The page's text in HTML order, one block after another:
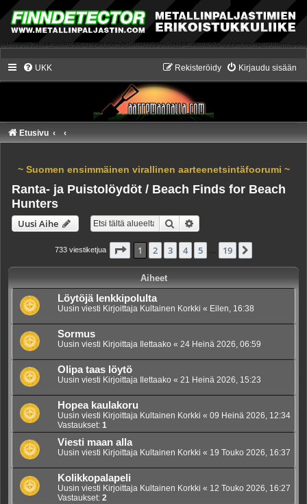
UKK Kirjaudu sisään
Rekisteröidy
Etusivu
~ Suomen ensimmäinen virallinen aarteenetsintäfoorumi ~
Ranta- ja Puistolöydöt / Beach Finds for Beach
Hunters
Uusi Aihe Etsi
733 viestiketjua Sivu /19
1 2 3 4 5 19
Aiheet
Löytöjä lenkkipolulta
Uusin viesti Kirjoittaja Kultainen Korkki « Eilen, 16:38
Sormus
Uusin viesti Kirjoittaja Ilettaako « 24 Heinä 2026, 06:59
Olipa taas löytö
Uusin viesti Kirjoittaja Ilettaako « 21 Heinä 2026, 15:23
Hopea kaulakoru
Uusin viesti Kirjoittaja Kultainen Korkki « 09 Heinä 2026, 12:34
Vastaukset: 1
Viesti maan alla
Uusin viesti Kirjoittaja Kultainen Korkki « 19 Touko 2026, 16:37
Kolikkopalapeli
Uusin viesti Kirjoittaja Kultainen Korkki « 12 Touko 2026, 16:27
Vastaukset: 2